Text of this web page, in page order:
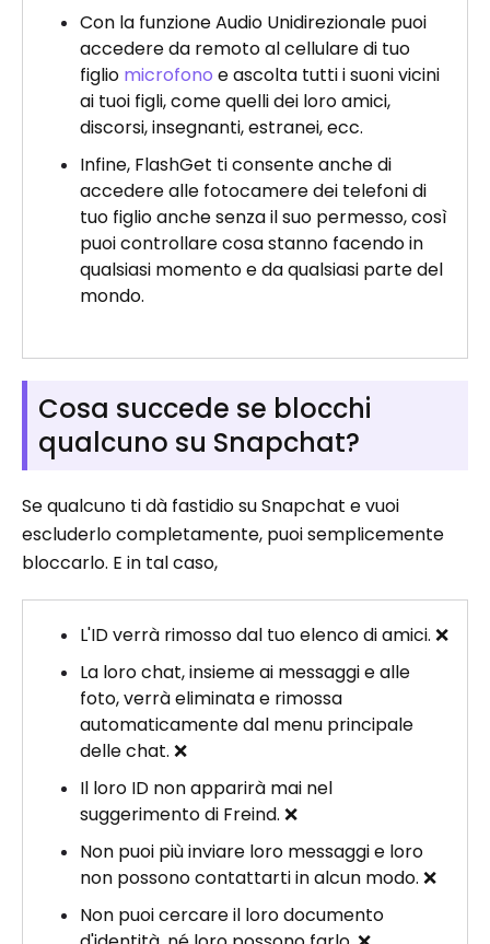
Con la funzione Audio Unidirezionale puoi
accedere da remoto al cellulare di tuo
figlio microfono e ascolta tutti i suoni vicini
ai tuoi figli, come quelli dei loro amici,
discorsi, insegnanti, estranei, ecc.
Infine, FlashGet ti consente anche di
accedere alle fotocamere dei telefoni di
tuo figlio anche senza il suo permesso, così
puoi controllare cosa stanno facendo in
qualsiasi momento e da qualsiasi parte del
mondo.
Cosa succede se blocchi
qualcuno su Snapchat?
Se qualcuno ti dà fastidio su Snapchat e vuoi
escluderlo completamente, puoi semplicemente
bloccarlo. E in tal caso,
L'ID verrà rimosso dal tuo elenco di amici. ❌
La loro chat, insieme ai messaggi e alle
foto, verrà eliminata e rimossa
automaticamente dal menu principale
delle chat. ❌
Il loro ID non apparirà mai nel
suggerimento di Freind. ❌
Non puoi più inviare loro messaggi e loro
non possono contattarti in alcun modo. ❌
Non puoi cercare il loro documento